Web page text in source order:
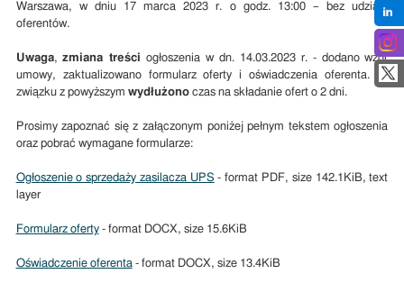
Warszawa, w dniu 17 marca 2023 r. o godz. 13:00 – bez udziału
oferentów.
Uwaga,zmiana treści ogłoszenia w dn. 14.03.2023 r. - dodano wzór
umowy, zaktualizowano formularz oferty i oświadczenia oferenta. W
związku z powyższym wydłużonoczas na składanie ofert o 2 dni.
Prosimy zapoznać się z załączonym poniżej pełnym tekstem ogłoszenia
oraz pobrać wymagane formularze:
Ogłoszenie o sprzedaży zasilacza UPS - format PDF, size 142.1KiB, text
layer
Formularz oferty- format DOCX, size 15.6KiB
Oświadczenie oferenta- format DOCX, size 13.4KiB